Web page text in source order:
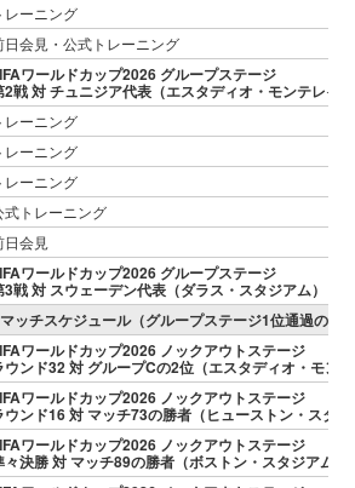
レーニング
日会見・公式トレーニング
ワールドカップ2026 グループステージ
2戦 対 チュニジア代表（エスタディオ・モンテレイ）
レーニング
レーニング
レーニング
式トレーニング
日会見
ワールドカップ2026 グループステージ
3戦 対 スウェーデン代表（ダラス・スタジアム）
マッチスケジュール（グループステージ1位通過の場
ワールドカップ2026 ノックアウトステージ
ウンド32 対 グループCの2位（エスタディオ・モン
ワールドカップ2026 ノックアウトステージ
ウンド16 対 マッチ73の勝者（ヒューストン・スタ
ワールドカップ2026 ノックアウトステージ
々決勝 対 マッチ89の勝者（ボストン・スタジアム）